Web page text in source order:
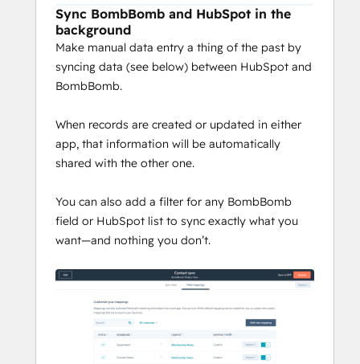
Sync BombBomb and HubSpot in the
background
Make manual data entry a thing of the past by
syncing data (see below) between HubSpot and
BombBomb.
When records are created or updated in either
app, that information will be automatically
shared with the other one.
You can also add a filter for any BombBomb
field or HubSpot list to sync exactly what you
want—and nothing you don’t.